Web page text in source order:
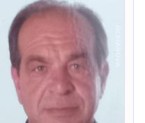
5 agosto 2026